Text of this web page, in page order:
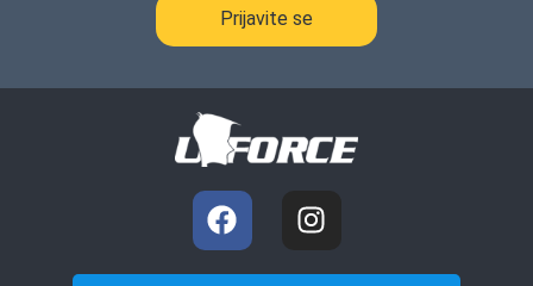
Prijavite se